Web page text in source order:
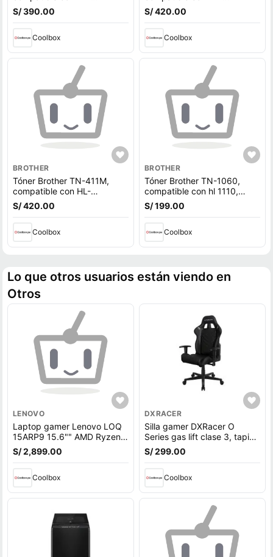
L8260CDW, rendimiento de
3,000 páginas, negro
S/ 390.00
Coolbox
L8260CDW, rendimiento
1,800 páginas, amarillo
S/ 420.00
Coolbox
BROTHER
Tóner Brother TN-411M,
compatible con HL-
L8260CDW, rendimiento
1,800 páginas, magenta
S/ 420.00
Coolbox
BROTHER
Tóner Brother TN-1060,
compatible con hl 1110,
1112, 1200, rendimiento
1,000 páginas, negro
S/ 199.00
Coolbox
Lo que otros usuarios están viendo en
Otros
LENOVO
Laptop gamer Lenovo LOQ
15ARP9 15.6"" AMD Ryzen
5-7235HS, 512GB SSD,
12GB RAM, GeForce RTX
S/ 2,899.00
Coolbox
DXRACER
Silla gamer DXRacer O
Series gas lift clase 3, tapiz
cuero pu, máx. 100 kg,
inclinación 90 - 135°, negro
S/ 299.00
Coolbox